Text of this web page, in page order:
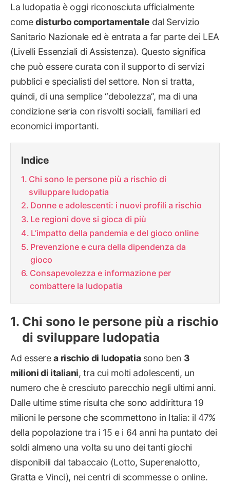
La ludopatia è oggi riconosciuta ufficialmente
comedisturbo comportamentale dal Servizio
Sanitario Nazionale ed è entrata a far parte dei LEA
(Livelli Essenziali di Assistenza). Questo significa
che può essere curata con il supporto di servizi
pubblici e specialisti del settore. Non si tratta,
quindi, di una semplice “debolezza”, ma di una
condizione seria con risvolti sociali, familiari ed
economici importanti.
Indice
Chi sono le persone più a rischio di
sviluppare ludopatia
Donne e adolescenti: i nuovi profili a rischio
Le regioni dove si gioca di più
L’impatto della pandemia e del gioco online
Prevenzione e cura della dipendenza da
gioco
Consapevolezza e informazione per
combattere la ludopatia
Chi sono le persone più a rischio
di sviluppare ludopatia
Ad esserea rischio di ludopatiasono ben 3
milioni di italiani, tra cui molti adolescenti, un
numero che è cresciuto parecchio negli ultimi anni.
Dalle ultime stime risulta che sono addirittura 19
milioni le persone che scommettono in Italia: il 47%
della popolazione tra i 15 e i 64 anni ha puntato dei
soldi almeno una volta su uno dei tanti giochi
disponibili dal tabaccaio (Lotto, Superenalotto,
Gratta e Vinci), nei centri di scommesse o online.